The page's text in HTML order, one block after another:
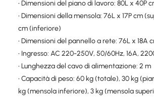
• Dimensioni del piano di lavoro: 80L x 40P
• Dimensioni della mensola: 76L x 17P cm
cm (inferiore)
• Dimensioni del pannello a rete: 76L x 18A
• Ingresso: AC 220-250V, 50/60Hz, 16A,
• Lunghezza del cavo di alimentazione: 2 m
• Capacità di peso: 60 kg (totale), 30 kg
kg (mensola inferiore), 3 kg (mensola